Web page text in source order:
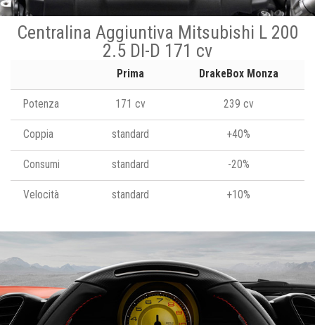
Centralina Aggiuntiva Mitsubishi L 200
2.5 DI-D 171 cv
Prima DrakeBox Monza
Potenza 171 cv 239 cv
Coppia standard +40%
Consumi standard -20%
Velocità standard +10%